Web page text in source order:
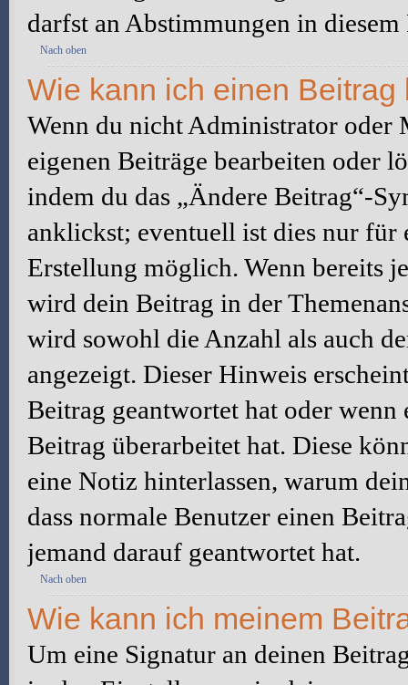
darfst an Abstimmungen in
Nach oben
Wie kann ich einen
Wenn du nicht Administrator oder
eigenen Beiträge bearbeiten oder
indem du das „Ändere Beitrag“-
anklickst; eventuell ist dies nur für
Erstellung möglich. Wenn bereits
wird dein Beitrag in der
wird sowohl die Anzahl als auch
angezeigt. Dieser Hinweis
Beitrag geantwortet hat oder
Beitrag überarbeitet hat. Diese
eine Notiz hinterlassen, warum
dass normale Benutzer einen
jemand darauf geantwortet hat.
Nach oben
Wie kann ich meinem
Um eine Signatur an deinen